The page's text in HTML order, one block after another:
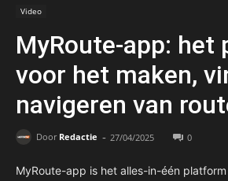
Video
MyRoute-app: het
voor het maken,
navigeren van
Door Redactie - 27/04/2025 0
MyRoute-app is het alles-in-één